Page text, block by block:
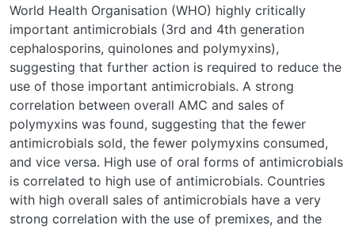
World Health Organisation (WHO) highly critically
important antimicrobials (3rd and 4th generation
cephalosporins, quinolones and polymyxins),
suggesting that further action is required to reduce the
use of those important antimicrobials. A strong
correlation between overall AMC and sales of
polymyxins was found, suggesting that the fewer
antimicrobials sold, the fewer polymyxins consumed,
and vice versa. High use of oral forms of antimicrobials
is correlated to high use of antimicrobials. Countries
with high overall sales of antimicrobials have a very
strong correlation with the use of premixes, and the